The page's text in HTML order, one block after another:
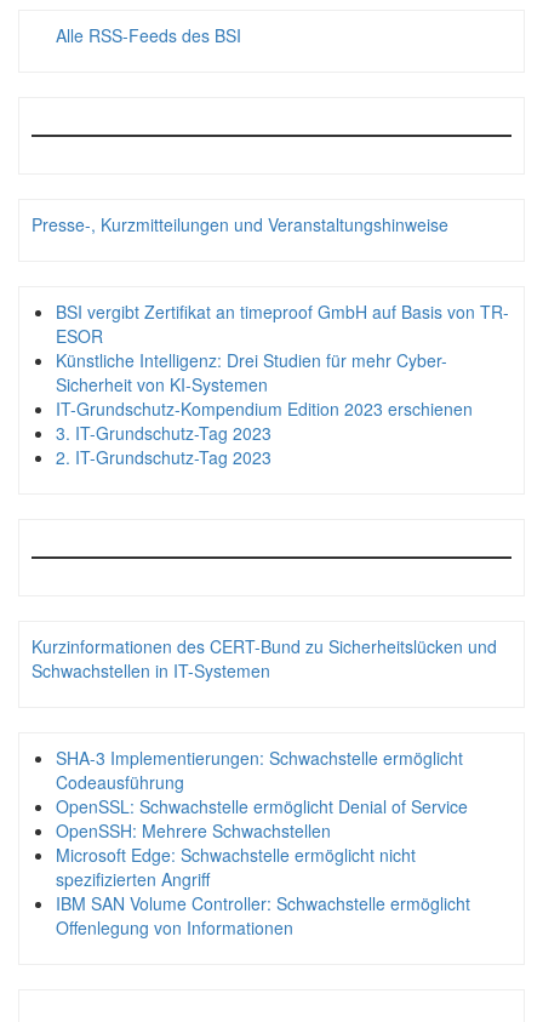
Alle RSS-Feeds des BSI
Presse-, Kurzmitteilungen und Veranstaltungshinweise
BSI vergibt Zertifikat an timeproof GmbH auf Basis von TR-
ESOR
Künstliche Intelligenz: Drei Studien für mehr Cyber-
Sicherheit von KI-Systemen
IT-Grundschutz-Kompendium Edition 2023 erschienen
3. IT-Grundschutz-Tag 2023
2. IT-Grundschutz-Tag 2023
Kurzinformationen des CERT-Bund zu Sicherheitslücken und
Schwachstellen in IT-Systemen
SHA-3 Implementierungen: Schwachstelle ermöglicht
Codeausführung
OpenSSL: Schwachstelle ermöglicht Denial of Service
OpenSSH: Mehrere Schwachstellen
Microsoft Edge: Schwachstelle ermöglicht nicht
spezifizierten Angriff
IBM SAN Volume Controller: Schwachstelle ermöglicht
Offenlegung von Informationen